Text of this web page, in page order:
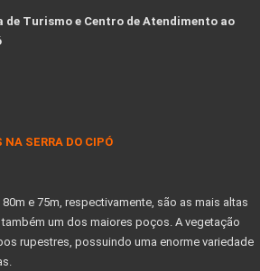
de Turismo e Centro de Atendimento ao
SERRA DO CIPÓ
e 75m, respectivamente, são as mais altas
um dos maiores poços. A vegetação
rupestres, possuindo uma enorme variedade